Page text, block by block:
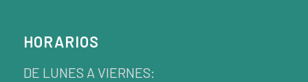
HORARIOS
DE LUNES A VIERNES: